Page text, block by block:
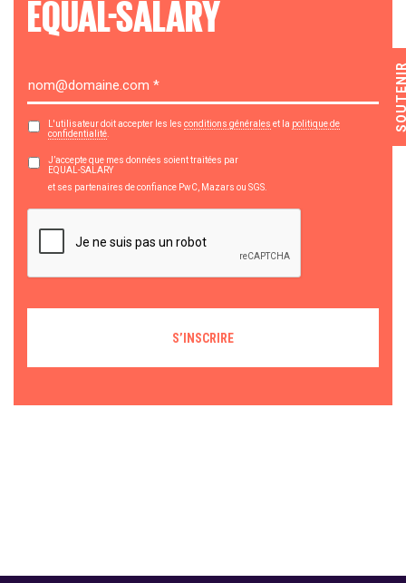
EQUAL-SALARY
L'utilisateur doit accepter les les conditions générales et la politique de
confidentialité
J’accepte que mes données soient traitées par
EQUAL-SALARY
et ses partenaires de confiance PwC, Mazars ou SGS.